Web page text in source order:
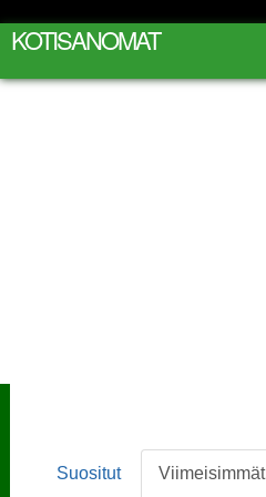
KOTISANOMAT
Suositut Viimeisimmät